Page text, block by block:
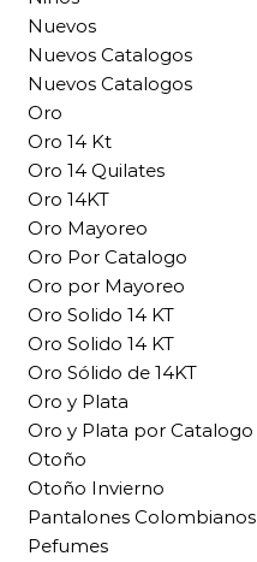
Nuevos
Nuevos Catalogos
Nuevos Catalogos
Oro
Oro 14 Kt
Oro 14 Quilates
Oro 14KT
Oro Mayoreo
Oro Por Catalogo
Oro por Mayoreo
Oro Solido 14 KT
Oro Solido 14 KT
Oro Sólido de 14KT
Oro y Plata
Oro y Plata por Catalogo
Otoño
Otoño Invierno
Pantalones Colombianos
Pefumes